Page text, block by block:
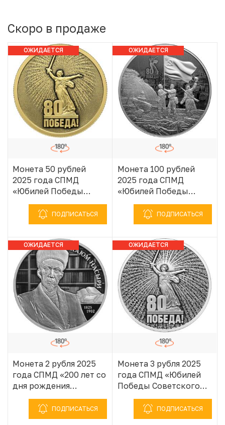
Скоро в продаже
ОЖИДАЕТСЯ
ПОСТУПЛЕНИЕ
Монета 50 рублей
2025 года СПМД
«Юбилей Победы
Советского народа в
Великой
Отечественной войне
ПОДПИСАТЬСЯ
ОЖИДАЕТСЯ
ПОСТУПЛЕНИЕ
Монета 100 рублей
2025 года СПМД
«Юбилей Победы
Советского народа в
Великой
Отечественной войне
ПОДПИСАТЬСЯ
ОЖИДАЕТСЯ
ПОСТУПЛЕНИЕ
Монета 2 рубля 2025
года СПМД «200 лет со
дня рождения
Ученого-просветителя
Каюма Насыри»
ПОДПИСАТЬСЯ
ОЖИДАЕТСЯ
ПОСТУПЛЕНИЕ
Монета 3 рубля 2025
года СПМД «Юбилей
Победы Советского
народа в Великой
Отечественной войне
1941–1945»
ПОДПИСАТЬСЯ